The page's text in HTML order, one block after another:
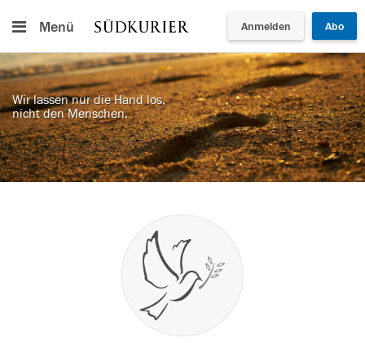
Menü Anmelden Abo
Wir lassen nur die Hand los,
nicht den Menschen.